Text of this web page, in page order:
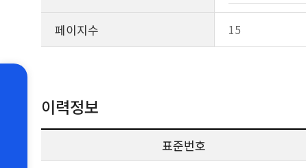
페이지수 15
이력정보
표준번호